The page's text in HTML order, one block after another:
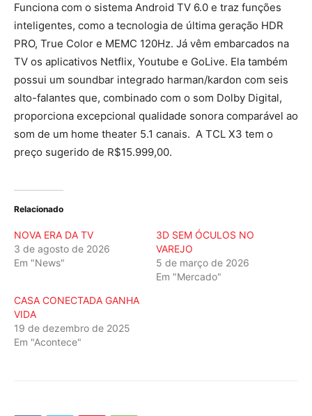
Funciona com o sistema Android TV 6.0 e traz funções
inteligentes, como a tecnologia de última geração HDR
PRO, True Color e MEMC 120Hz. Já vêm embarcados na
TV os aplicativos Netflix, Youtube e GoLive. Ela também
possui um soundbar integrado harman/kardon com seis
alto-falantes que, combinado com o som Dolby Digital,
proporciona excepcional qualidade sonora comparável ao
som de um home theater 5.1 canais. A TCL X3 tem o
preço sugerido de R$15.999,00.
Relacionado
NOVA ERA DA TV
3 de agosto de 2026
Em "News"
3D SEM ÓCULOS NO
VAREJO
5 de março de 2026
Em "Mercado"
CASA CONECTADA GANHA
VIDA
19 de dezembro de 2025
Em "Acontece"